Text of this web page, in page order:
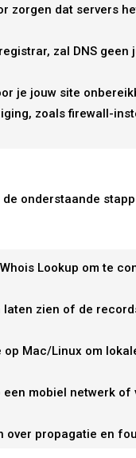
zorgen dat servers
zal DNS geen
je jouw site
zoals firewall-
onderstaande
Lookup om te
laten zien of de
op Mac/Linux om
mobiel netwerk of
over propagatie en